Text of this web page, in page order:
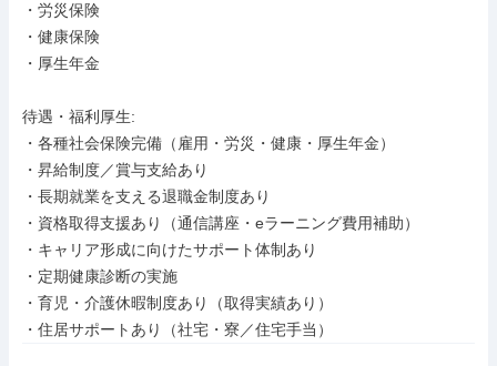
・労災保険
・健康保険
・厚生年金
待遇・福利厚生:
・各種社会保険完備（雇用・労災・健康・厚生年金）
・昇給制度／賞与支給あり
・長期就業を支える退職金制度あり
・資格取得支援あり（通信講座・eラーニング費用補助）
・キャリア形成に向けたサポート体制あり
・定期健康診断の実施
・育児・介護休暇制度あり（取得実績あり）
・住居サポートあり（社宅・寮／住宅手当）